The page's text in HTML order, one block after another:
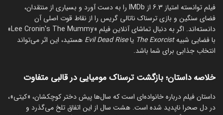
فیلم توانسته امتیاز 6.3 از IMDb را به دست آورد و بسیاری از منتقدان،
فضای سنگین و بازی ترسناک ناتالی گریس را از نقاط قوت اصلی آن
دانسته‌اند. اگر به دنبال تماشای آنلاین فیلم «Lee Cronin's The Mummy»
با فضایی شبیهThe Exorcist یاEvil Dead Rise هستید، این اثر می‌تواند
انتخاب جذابی برای شما باشد.
خلاصه داستان؛ بازگشت ترسناک مومیایی در قالبی متفاوت
داستان فیلم درباره خانواده‌ای است که سال‌ها پیش دختر کوچکشان، «کیتی»،
در دل صحرا ناپدید شده است. هشت سال از این اتفاق تلخ می‌گذرد و